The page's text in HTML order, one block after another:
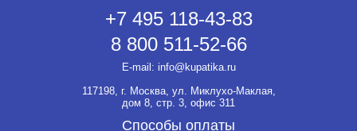
+7 495 118-43-83
8 800 511-52-66
E-mail: info@kupatika.ru
117198, г. Москва, ул. Миклухо-Маклая,
дом 8, стр. 3, офис 311
Способы оплаты